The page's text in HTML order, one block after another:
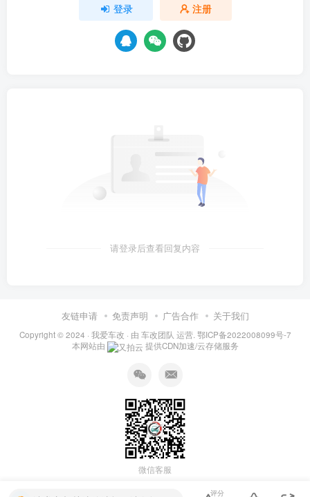
登录 注册
请登录后查看回复内容
友链申请 免责声明 广告合作 关于我们
Copyright © 2024 · 我爱车改 · 由 车改团队 运营. 鄂ICP备2022008099号-7
本网站由
提供CDN加速/云存储服务
微信客服
评分